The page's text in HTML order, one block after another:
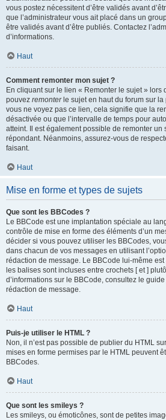
vous postez nécessitent d’être validés avant
que l’administrateur vous ait placé dans un
être validés avant d’être publiés. Contactez
d’informations.
Haut
Comment remonter mon sujet ?
En cliquant sur le lien « Remonter le sujet » lors
pouvez remonterle sujet en haut du forum sur
vous ne voyez pas ce lien, cela signifie que la
désactivée ou que l’intervalle de temps pour
atteint. Il est également possible de remonter un
répondant. Néanmoins, assurez-vous de
faisant.
Haut
Mise en forme et types de sujets
Que sont les BBCodes ?
Le BBCode est une implantation spéciale au
contrôle de mise en forme des éléments d’un
décider si vous pouvez utiliser les BBCodes,
dans chacun de vos messages en utilisant
rédaction de message. Le BBCode lui-même
les balises sont incluses entre crochets [ et ]
d’informations sur le BBCode, consultez le
rédaction de message.
Haut
Puis-je utiliser le HTML ?
Non, il n’est pas possible de publier du HTML
mises en forme permises par le HTML peuvent
BBCodes.
Haut
Que sont les smileys ?
Les smileys, ou émoticônes, sont de petites